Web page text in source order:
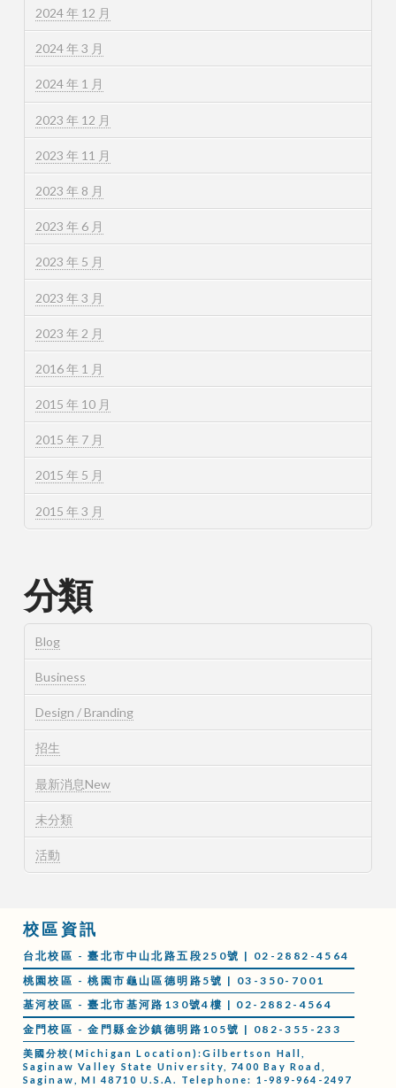
2024 年 12 月
2024 年 3 月
2024 年 1 月
2023 年 12 月
2023 年 11 月
2023 年 8 月
2023 年 6 月
2023 年 5 月
2023 年 3 月
2023 年 2 月
2016 年 1 月
2015 年 10 月
2015 年 7 月
2015 年 5 月
2015 年 3 月
分類
Blog
Business
Design / Branding
招生
最新消息New
未分類
活動
校區資訊
台北校區 - 臺北市中山北路五段250號 | 02-2882-4564
桃園校區 - 桃園市龜山區德明路5號 | 03-350-7001
基河校區 - 臺北市基河路130號4樓 | 02-2882-4564
金門校區 - 金門縣金沙鎮德明路105號 | 082-355-233
美國分校(Michigan Location):Gilbertson Hall,
Saginaw Valley State University, 7400 Bay Road,
Saginaw, MI 48710 U.S.A. Telephone: 1-989-964-2497